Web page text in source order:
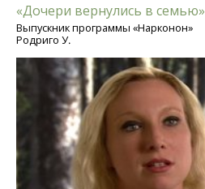
«Дочери вернулись в семью»
Выпускник программы «Нарконон»
Родриго У.